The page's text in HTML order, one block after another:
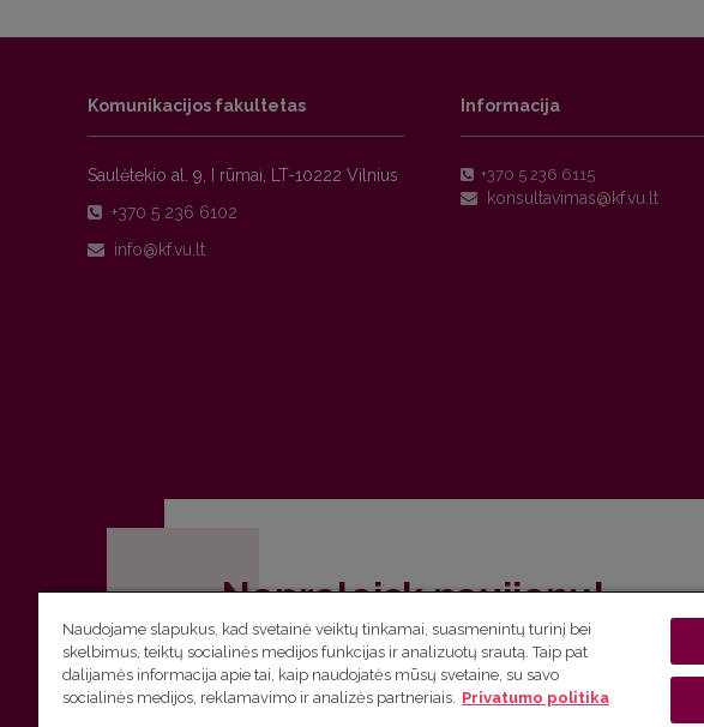
Komunikacijos fakultetas
Saulėtekio al. 9, I rūmai, LT-10222 Vilnius
+370 5 236 6102
Informacija
+370 5 236 6115
Nepraleisk naujienų!
Užsiprenumeruok Komunikacijos fakulteto naujienlaiškį
Naudojame slapukus, kad svetainė veiktų tinkamai, suasmenintų turinį bei
skelbimus, teiktų socialinės medijos funkcijas ir analizuotų srautą. Taip pat
dalijamės informacija apie tai, kaip naudojatės mūsų svetaine, su savo
socialinės medijos, reklamavimo ir analizės partneriais. Privatumo politika